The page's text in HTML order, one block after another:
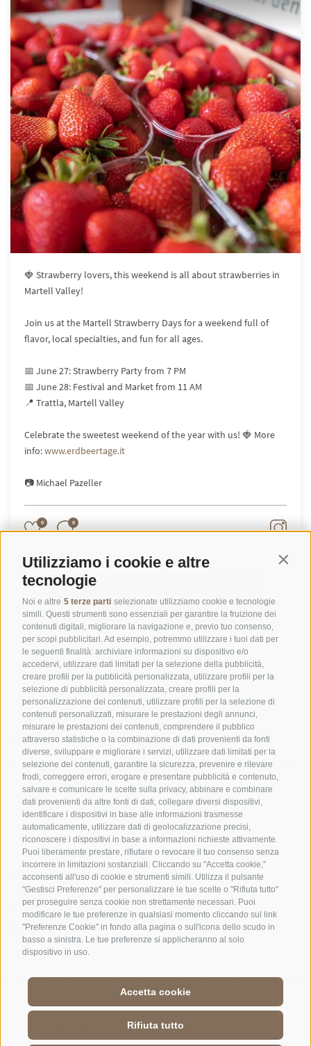
Utilizziamo i cookie e altre
tecnologie
Noi e altre 5 terze parti selezionate utilizziamo cookie e tecnologie
simili. Questi strumenti sono essenziali per garantire la fruizione dei
contenuti digitali, migliorare la navigazione e, previo tuo consenso,
per scopi pubblicitari. Ad esempio, potremmo utilizzare i tuoi dati per
le seguenti finalità: archiviare informazioni su dispositivo e/o
accedervi, utilizzare dati limitati per la selezione della pubblicità,
creare profili per la pubblicità personalizzata, utilizzare profili per la
selezione di pubblicità personalizzata, creare profili per la
personalizzazione dei contenuti, utilizzare profili per la selezione di
contenuti personalizzati, misurare le prestazioni degli annunci,
misurare le prestazioni dei contenuti, comprendere il pubblico
attraverso statistiche o la combinazione di dati provenienti da fonti
diverse, sviluppare e migliorare i servizi, utilizzare dati limitati per la
selezione dei contenuti, garantire la sicurezza, prevenire e rilevare
frodi, correggere errori, erogare e presentare pubblicità e contenuto,
salvare e comunicare le scelte sulla privacy, abbinare e combinare
dati provenienti da altre fonti di dati, collegare diversi dispositivi,
identificare i dispositivi in base alle informazioni trasmesse
automaticamente, utilizzare dati di geolocalizzazione precisi,
riconoscere i dispositivi in base a informazioni richieste attivamente.
Puoi liberamente prestare, rifiutare o revocare il tuo consenso senza
incorrere in limitazioni sostanziali. Cliccando su "Accetta cookie,"
acconsenti all'uso di cookie e strumenti simili. Utilizza il pulsante
"Gestisci Preferenze" per personalizzare le tue scelte o "Rifiuta tutto"
per proseguire senza cookie non strettamente necessari. Puoi
modificare le tue preferenze in qualsiasi momento cliccando sul link
"Preferenze Cookie" in fondo alla pagina o sull'icona dello scudo in
basso a sinistra. Le tue preferenze si applicheranno al solo
dispositivo in uso.
Accetta cookie
Rifiuta tutto
🍓 Strawberry lovers, this weekend is all about strawberries in
Martell Valley!
Join us at the Martell Strawberry Days for a weekend full of
flavor, local specialties, and fun for all ages.
📅 June 27: Strawberry Party from 7 PM
📅 June 28: Festival and Market from 11 AM
📍 Trattla, Martell Valley
Celebrate the sweetest weekend of the year with us! 🍓 More
info:www.erdbeertage.it
📷 Michael Pazeller
0 0
CARICA ALTRI CONTENUTI...
UFFICIO PER IL PARCO NAZIONALE DELLO STELVIO
SOCIAL MEDIA POLICY | CREDITS | MAPPA DEL SITO | COOKIE POLICY | PRIVACY
Preferenze Cookies
CONTATTI CENTRI VISITATORI
ESPERIENZE GUIDATE
NELLA NATURA
SCUOLE
//